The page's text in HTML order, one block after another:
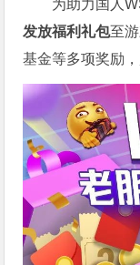
为助力国人
发放福利礼包至
基金等多项奖励